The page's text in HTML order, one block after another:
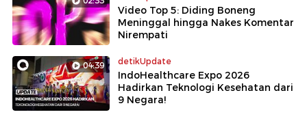
Video Top 5: Diding Boneng
Meninggal hingga Nakes Komentar
Nirempati
04:39 detikUpdate
IndoHealthcare Expo 2026
Hadirkan Teknologi Kesehatan dari
9 Negara!